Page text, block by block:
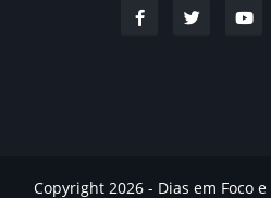
Copyright 2026 - Dias em Foco